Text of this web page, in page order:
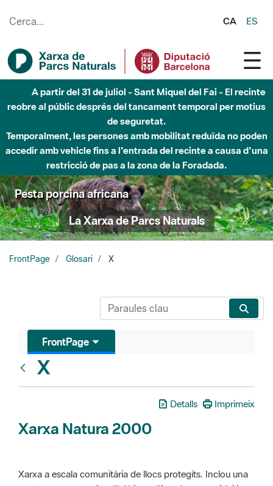
CA ES
A partir del 31 de juliol - Sant Miquel del Fai - El recinte
reobre al públic després del tancament temporal per motius
de seguretat.
Temporalment, les persones amb mobilitat reduïda no poden
accedir amb vehicle fins a l'entrada del recinte a causa d'una
restricció de pas a la zona de la Foradada.
Pesta porcina africana
La Xarxa de Parcs Naturals
FrontPage Glosari X
FrontPage
X
Detalls Imprimeix
Xarxa Natura 2000
Xarxa a escala comunitària de llocs protegits. Inclou una